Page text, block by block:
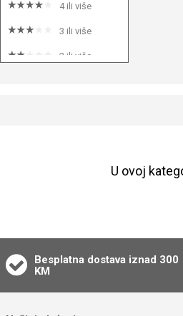
4 ili više
3 ili više
2 ili više
U ovoj
Besplatna dostava iznad 300
KM